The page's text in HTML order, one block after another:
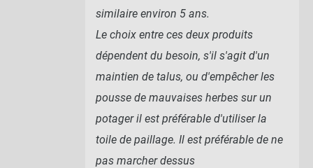
similaire environ 5 ans.
Le choix entre ces deux produits
dépendent du besoin, s'il s'agit d'un
maintien de talus, ou d'empêcher les
pousse de mauvaises herbes sur un
potager il est préférable d'utiliser la
toile de paillage. Il est préférable de ne
pas marcher dessus